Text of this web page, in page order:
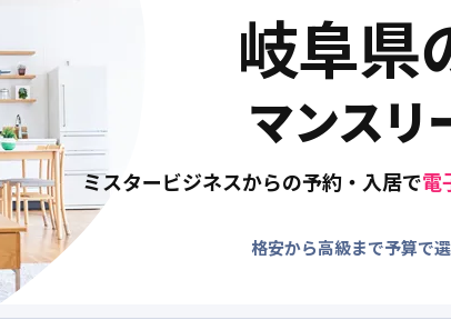
岐阜県
マンスリ
ミスタービジネスからの予約・入居で電
格安から高級まで予算で